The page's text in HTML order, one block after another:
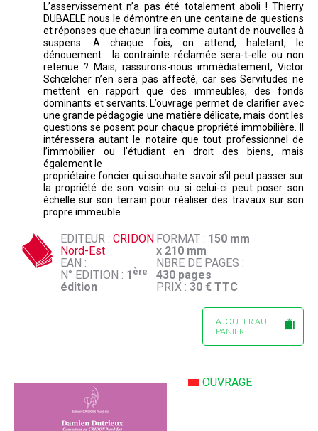
L’asservissement n’a pas été totalement aboli ! Thierry
DUBAELE nous le démontre en une centaine de questions
et réponses que chacun lira comme autant de nouvelles à
suspens. A chaque fois, on attend, haletant, le
dénouement : la contrainte réclamée sera-t-elle ou non
retenue ? Mais, rassurons-nous immédiatement, Victor
Schœlcher n’en sera pas affecté, car ses Servitudes ne
mettent en rapport que des immeubles, des fonds
dominants et servants. L’ouvrage permet de clarifier avec
une grande pédagogie une matière délicate, mais dont les
questions se posent pour chaque propriété immobilière. Il
intéressera autant le notaire que tout professionnel de
l’immobilier ou l’étudiant en droit des biens, mais
également le
propriétaire foncier qui souhaite savoir s’il peut passer sur
la propriété de son voisin ou si celui-ci peut poser son
échelle sur son terrain pour réaliser des travaux sur son
propre immeuble.
EDITEUR :CRIDON
Nord-Est
EAN :
N° EDITION : 1 ère
édition
FORMAT : 150 mm
x 210 mm
NBRE DE PAGES :
430 pages
PRIX : 30 € TTC
AJOUTER AU
PANIER
OUVRAGE